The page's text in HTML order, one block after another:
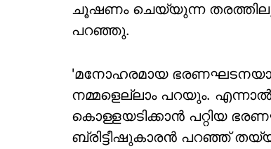
ചൂഷണം ചെയ്യുന്ന
പറഞ്ഞു.
'മനോഹരമായ
നമ്മളെല്ലാം പറയും.
കൊള്ളയടിക്കാന്‍ പറ്റിയ
ബ്രിട്ടീഷുകാരന്‍ പറഞ്ഞ്